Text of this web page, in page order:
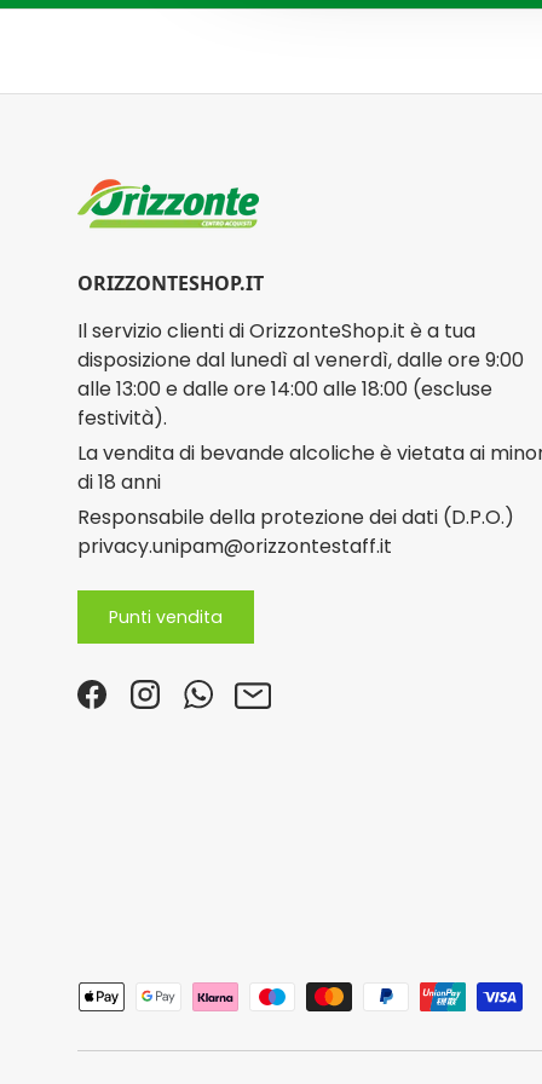
ORIZZONTESHOP.IT
Il servizio clienti di OrizzonteShop.it è a tua
disposizione dal lunedì al venerdì, dalle ore 9:00
alle 13:00 e dalle ore 14:00 alle 18:00 (escluse
festività).
La vendita di bevande alcoliche è vietata ai
di 18 anni
Responsabile della protezione dei dati (D.P.O.)
privacy.unipam@orizzontestaff.it
Punti vendita
FacebookInstagramWhatsApp
Email
Metodi di pagamento accettati